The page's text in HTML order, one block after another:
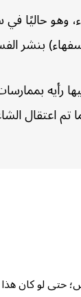
وهو
اعتقال
لو كان هذا